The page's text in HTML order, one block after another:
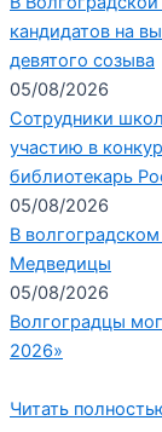
кандидатов на
девятого созыва
05/08/2026
Сотрудники
участию в
библиотекарь
05/08/2026
В
Медведицы
05/08/2026
Волгоградцы
2026»
Читать